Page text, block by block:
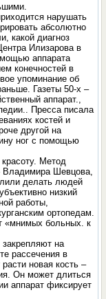
нарушать
абсолютно
какой диагноз
Илизарова в
аппарата
конечностей в
упоминание об
Газеты 50-х –
аппарат.,
Пресса писала
костей и
другой на
ног с помощью
Метод
Владимира Шевцова,
делать людей
низкий
работы,
ортопедам.
«мнимых больных. к
на
рассечения в
новая кость –
Он может длиться
аппарат фиксирует